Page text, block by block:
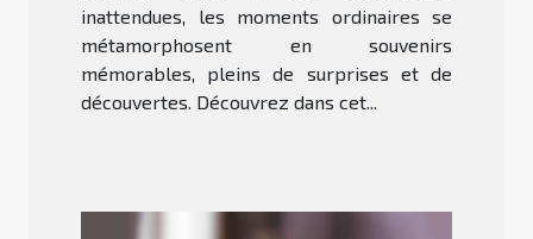
inattendues, les moments ordinaires se
métamorphosent en souvenirs
mémorables, pleins de surprises et de
découvertes. Découvrez dans cet...